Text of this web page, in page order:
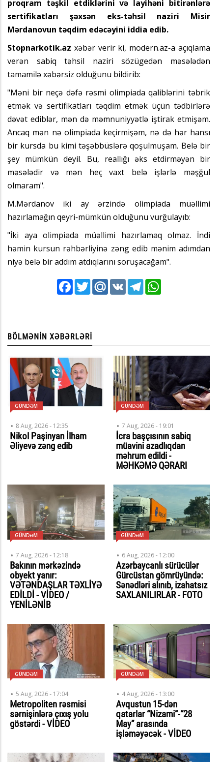
proqram təşkil etdiklərini və layihəni bitirənlərə
sertifikatları şəxsən eks-təhsil naziri Misir
Mərdanovun təqdim edəcəyini iddia edib.
Stopnarkotik.az xəbər verir ki, modern.az-a açıqlama
verən sabiq təhsil naziri sözügedən məsələdən
tamamilə xəbərsiz olduğunu bildirib:
"Məni bir neçə dəfə rəsmi olimpiada qaliblərini təbrik
etmək və sertifikatları təqdim etmək üçün tədbirlərə
dəvət ediblər, mən də məmnuniyyətlə iştirak etmişəm.
Ancaq mən nə olimpiada keçirmişəm, nə də hər hansı
bir kursda bu kimi təşəbbüslərə qoşulmuşam. Belə bir
şey mümkün deyil. Bu, reallığı əks etdirməyən bir
məsələdir və mən heç vaxt belə işlərlə məşğul
olmaram".
M.Mərdanov iki ay ərzində olimpiada müəllimi
hazırlamağın qeyri-mümkün olduğunu vurğulayıb:
"İki aya olimpiada müəllimi hazırlamaq olmaz. İndi
həmin kursun rəhbərliyinə zəng edib mənim adımdan
niyə belə bir addım atdıqlarını soruşacağam".
FacebookTwitterMail.RuVK Telegram
BÖLMƏNIN XƏBƏRLƏRI
GÜNDƏM
8 Aug, 2026 - 12:35
Nikol Paşinyan İlham
Əliyevə zəng edib
GÜNDƏM
7 Aug, 2026 - 19:01
İcra başçısının sabiq
müavini azadlıqdan
məhrum edildi -
MƏHKƏMƏ QƏRARI
GÜNDƏM
7 Aug, 2026 - 12:18
Bakının mərkəzində
obyekt yanır:
VƏTƏNDAŞLAR TƏXLİYƏ
EDİLDİ - VİDEO /
YENİLƏNİB
GÜNDƏM
6 Aug, 2026 - 12:00
Azərbaycanlı sürücülər
Gürcüstan gömrüyündə:
Sənədləri alınıb, izahatsız
SAXLANILIRLAR - FOTO
GÜNDƏM
5 Aug, 2026 - 17:04
Metropoliten rəsmisi
sərnişinlərə çıxış yolu
göstərdi - VİDEO
GÜNDƏM
4 Aug, 2026 - 13:00
Avqustun 15-dən
qatarlar “Nizami”-“28
May” arasında
işləməyəcək - VİDEO